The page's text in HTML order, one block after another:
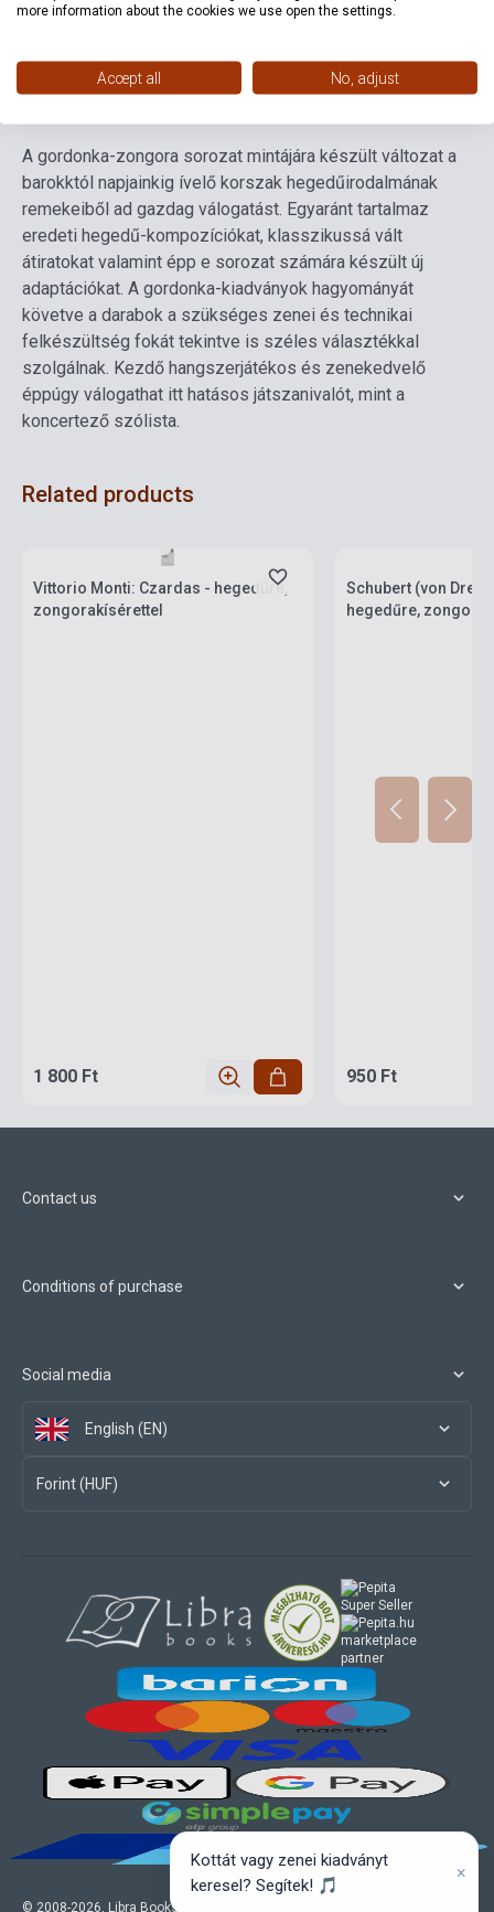
Language -
Detailed description Related links Reviews
A gordonka-zongora sorozat mintájára készült változat a
barokktól napjainkig ívelő korszak hegedűirodalmának
remekeiből ad gazdag válogatást. Egyaránt tartalmaz
eredeti hegedű-kompozíciókat, klasszikussá vált
átiratokat valamint épp e sorozat számára készült új
adaptációkat. A gordonka-kiadványok hagyományát
követve a darabok a szükséges zenei és technikai
felkészültség fokát tekintve is széles választékkal
szolgálnak. Kezdő hangszerjátékos és zenekedvelő
éppúgy válogathat itt hatásos játszanivalót, mint a
koncertező szólista.
Related products
Vittorio Monti: Czardas - hegedűre,
zongorakísérettel
1 800 Ft
Schubert (von
hegedűre,
950 Ft
Contact us
Conditions of purchase
Social media
English (EN)
Forint (HUF)
© 2008-2026, Libra Books Ltd. All rights reserved.
marketplace
partner
more information about the cookies we use open the settings.
Accept all No, adjust
Kottát vagy zenei kiadványt
keresel? Segítek! 🎵
×